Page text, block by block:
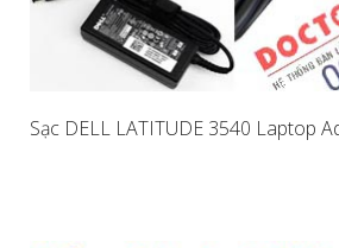
Sạc DELL LATITUDE 3540 Laptop